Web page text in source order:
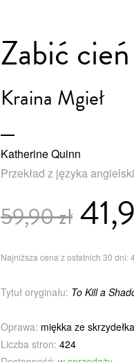
Zabić cień
Kraina Mgieł
Katherine Quinn
Przekład z języka
59,90 zł
Najniższa cena z ostatnich 30 dni:
Tytuł oryginału: To Kill a
Oprawa: miękka ze
Liczba stron: 424